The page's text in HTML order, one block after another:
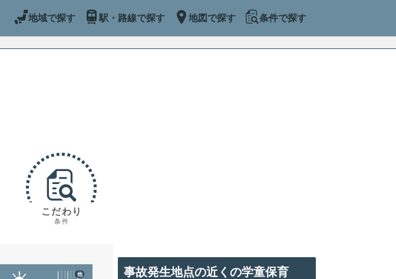
地域で探す 駅・路線で探す 地図で探す 条件で探す
こだわり
条件
他 事故発生地点の近くの学童保育